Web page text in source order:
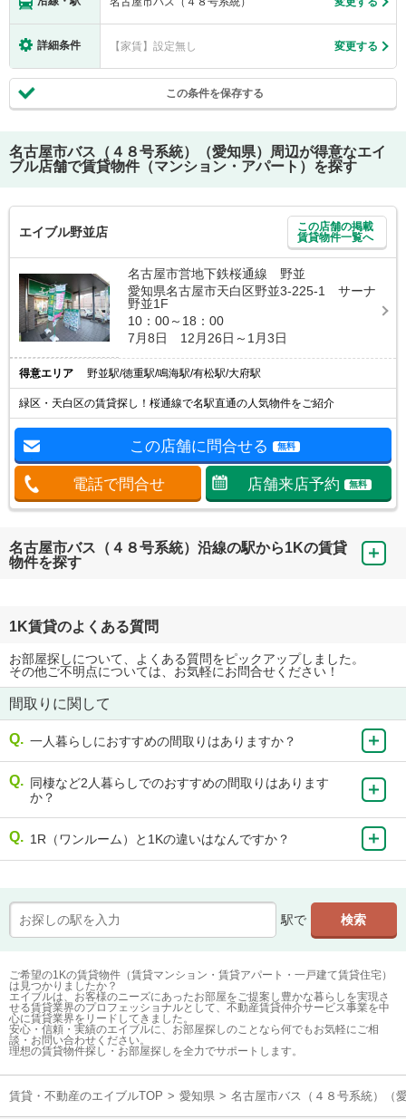
詳細条件 【家賃】設定無し 変更する
この条件を保存する
名古屋市バス（４８号系統）（愛知県）
周辺が得意なエイ
ブル店舗で賃貸物件（マンション・アパート）を探す
エイブル野並店
この店舗の掲載
賃貸物件一覧へ
名古屋市営地下鉄桜通線 野並
愛知県名古屋市天白区野並3-225-1 サーナ
野並1F
10：00～18：00
7月8日 12月26日～1月3日
得意エリア 野並駅/徳重駅/鳴海駅/有松駅/大府駅
緑区・天白区の賃貸探し！桜通線で名駅直通の人気物件をご紹介
この店舗に問合せる 無料
電話で問合せ 店舗来店予約 無料
名古屋市バス（４８号系統）沿線の駅から1Kの賃貸
物件を探す
1K賃貸のよくある質問
お部屋探しについて、よくある質問をピックアップしました。
その他ご不明点については、お気軽にお問合せください！
間取りに関して
一人暮らしにおすすめの間取りはありますか？
同棲など2人暮らしでのおすすめの間取りはあります
か？
1R（ワンルーム）と1Kの違いはなんですか？
駅で
ご希望の1Kの賃貸物件（賃貸マンション・賃貸アパート・一戸建て賃貸住宅）
は見つかりましたか？
エイブルは、お客様のニーズにあったお部屋をご提案し豊かな暮らしを実現さ
せる賃貸業界のプロフェッショナルとして、不動産賃貸仲介サービス事業を中
心に賃貸業界をリードしてきました。
安心・信頼・実績のエイブルに、お部屋探しのことなら何でもお気軽にご相
談・お問い合わせください。
理想の賃貸物件探し・お部屋探しを全力でサポートします。
賃貸・不動産のエイブルTOP > 愛知県 > 名古屋市バス（４８号系統）（